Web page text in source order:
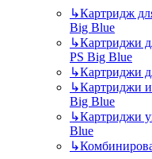
↳Картридж
Big Blue
↳Картриджи
PS Big Blue
↳Картриджи
↳Картриджи
Big Blue
↳Картриджи
Blue
↳